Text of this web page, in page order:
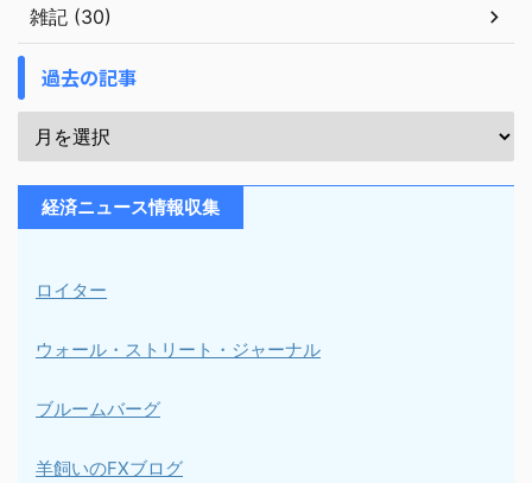
雑記 (30)
過去の記事
経済ニュース情報収集
ロイター
ウォール・ストリート・ジャーナル
ブルームバーグ
羊飼いのFXブログ